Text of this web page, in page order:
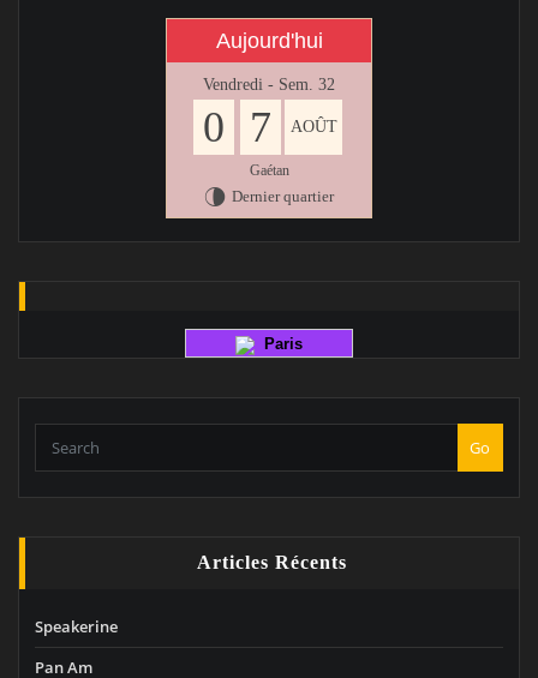
Aujourd'hui
Vendredi - Sem. 32
0 7 AOÛT
Gaétan
U Dernier quartier
Paris
Go
Articles Récents
Speakerine
Pan Am